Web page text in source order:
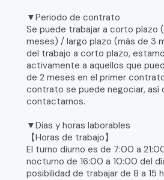
▼Periodo de contrato
Se puede trabajar a corto plazo
meses) / largo plazo (más de 3
del trabajo a corto plazo,
activamente a aquellos que
de 2 meses en el primer
contrato se puede negociar, así
contactarnos.
▼Dias y horas laborables
【Horas de trabajo】
El turno diurno es de 7:00 a
nocturno de 16:00 a 10:00 del
posibilidad de trabajar de 8 a 15